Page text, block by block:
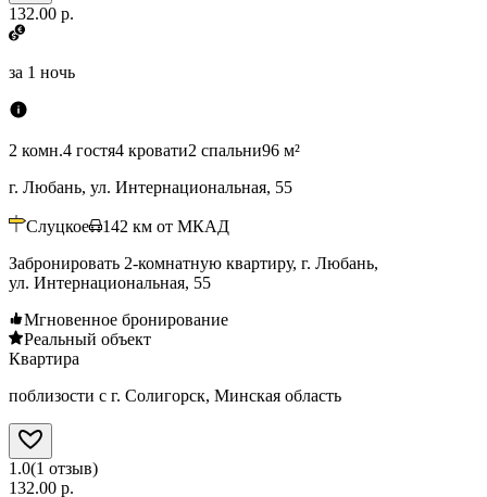
132.00 р.
за 1 ночь
2 комн.4 гостя4 кровати2 спальни96 м²
г. Любань, ул. Интернациональная, 55
Слуцкое 142 км от МКАД
Забронировать 2-комнатную квартиру, г. Любань,
ул. Интернациональная, 55
Мгновенное бронирование
Реальный объект
Квартира
поблизости с г. Солигорск, Минская область
1.0(1 отзыв)
132.00 р.